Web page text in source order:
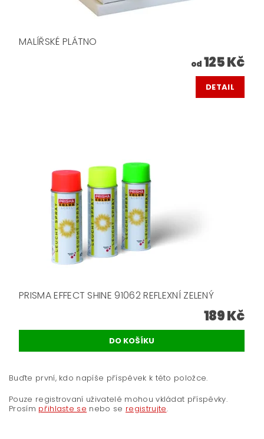
MALÍŘSKÉ PLÁTNO
od 125 Kč
DETAIL
PRISMA EFFECT SHINE 91062 REFLEXNÍ ZELENÝ
189 Kč
Buďte první, kdo napíše příspěvek k této položce.
Pouze registrovaní uživatelé mohou vkládat příspěvky.
Prosím přihlaste se nebo se registrujte.